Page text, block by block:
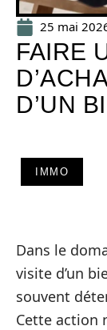
25 mai
FAIRE
D’UN
IMMO
Dans le
visite d’un
souvent
Cette action